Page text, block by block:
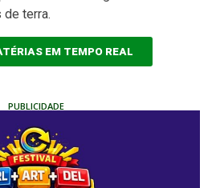
terra.
EM TEMPO REAL
PUBLICIDADE